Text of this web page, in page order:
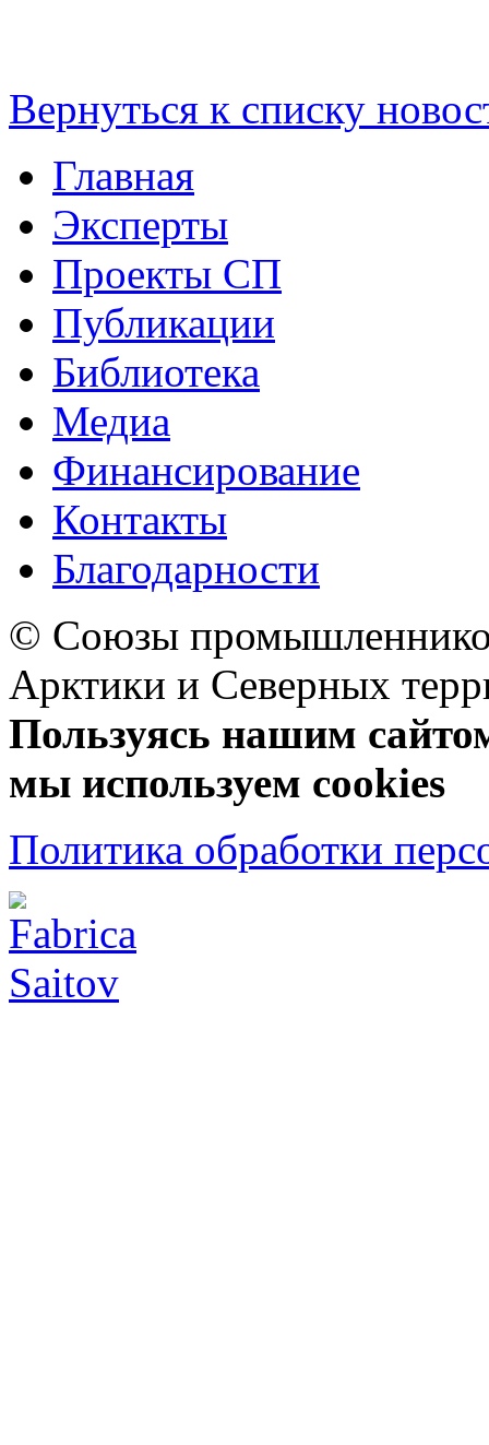
Вернуться к списку
Главная
Эксперты
Проекты СП
Публикации
Библиотека
Медиа
Финансирование
Контакты
Благодарности
© Союзы
Арктики и Северных
Пользуясь нашим
мы используем cookies
Политика обработки